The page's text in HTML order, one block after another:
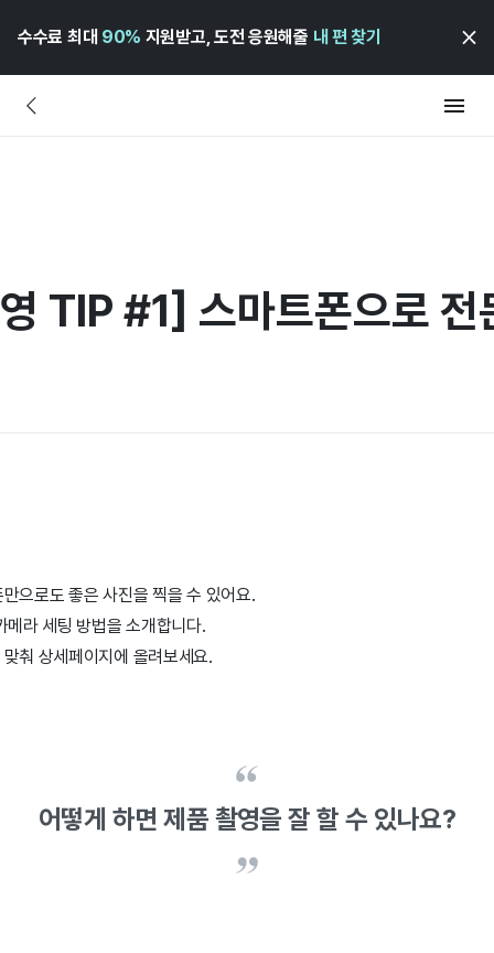
수수료 최대 90% 지원받고, 도전 응원해줄 내 편 찾기
TIP #1] 스마트폰으로 전
으로도 좋은 사진을 찍을 수 있어요.
메라 세팅 방법을 소개합니다.
춰 상세페이지에 올려보세요.
어떻게 하면 제품 촬영을 잘 할 수 있나요?